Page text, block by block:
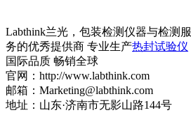
Labthink兰光，包装检测仪器与检测服
务的优秀提供商 专业生产热封试验仪
国际品质 畅销全球
官网：http://www.labthink.com
邮箱：Marketing@labthink.com
地址：山东·济南市无影山路144号